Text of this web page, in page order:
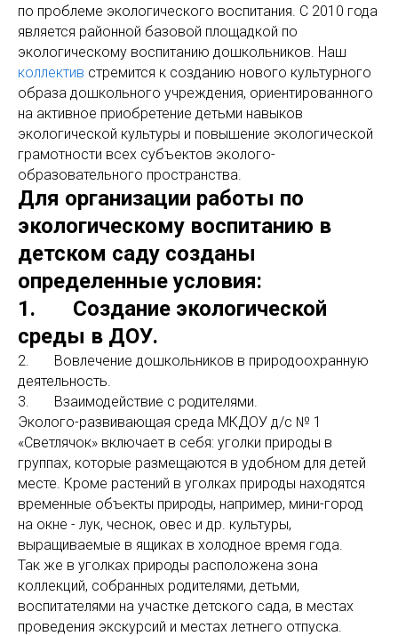
по проблеме экологического воспитания. С 2010 года
является районной базовой площадкой по
экологическому воспитанию дошкольников. Наш
коллектив стремится к созданию нового культурного
образа дошкольного учреждения, ориентированного
на активное приобретение детьми навыков
экологической культуры и повышение экологической
грамотности всех субъектов эколого-
образовательного пространства.
Для организации работы по
экологическому воспитанию в
детском саду созданы
определенные условия:
1. Создание экологической
среды в ДОУ.
2. Вовлечение дошкольников в природоохранную
деятельность.
3. Взаимодействие с родителями.
Эколого-развивающая среда МКДОУ д/с № 1
«Светлячок» включает в себя: уголки природы в
группах, которые размещаются в удобном для детей
месте. Кроме растений в уголках природы находятся
временные объекты природы, например, мини-город
на окне - лук, чеснок, овес и др. культуры,
выращиваемые в ящиках в холодное время года.
Так же в уголках природы расположена зона
коллекций, собранных родителями, детьми,
воспитателями на участке детского сада, в местах
проведения экскурсий и местах летнего отпуска.